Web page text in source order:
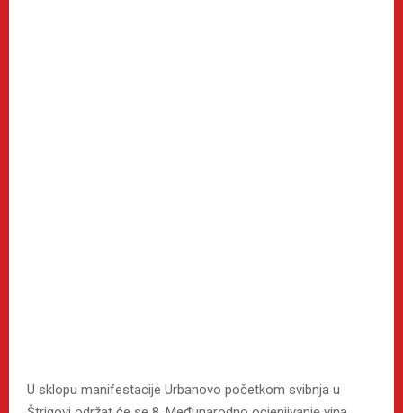
U sklopu manifestacije Urbanovo početkom svibnja u